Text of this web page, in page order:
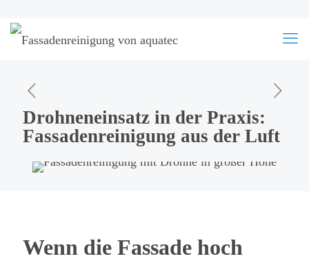
Drohneneinsatz in der Praxis:
Fassadenreinigung aus der Luft
Wenn die Fassade hoch